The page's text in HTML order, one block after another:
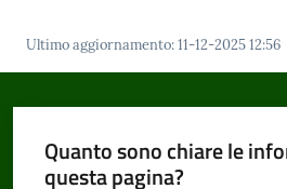
Servizi
Vivere
Galliera
Menu selezionato
Ultimo aggiornamento:11-12-2025 12:56
Quanto sono chiare le
questa pagina?